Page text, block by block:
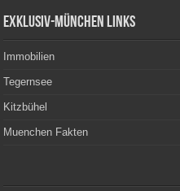
Exklusiv-München Links
Immobilien
Tegernsee
Kitzbühel
Muenchen Fakten